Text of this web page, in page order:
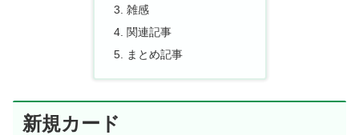
雑感
関連記事
まとめ記事
新規カード